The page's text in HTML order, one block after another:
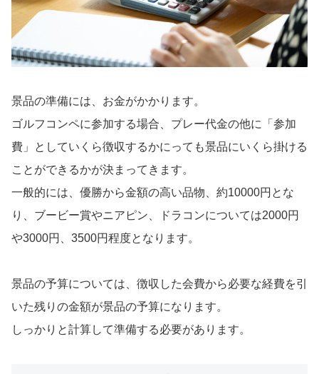
景品の準備には、お金がかかります。
ゴルフコンペに参加する場合、プレー代金の他に「参加
費」としていくら徴収するかにっても景品にいくら掛ける
ことができるかが決まってきます。
一般的には、優勝から金額の高い品物、約10000円とな
り、ブービー賞やニアピン、ドラコンについては2000円
や3000円、3500円程度となります。
景品の予算については、徴収した会費から必要な経費を引
いた残りの金額が景品の予算になります。
しっかりと計算して準備する必要があります。